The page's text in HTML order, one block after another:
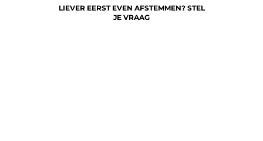
LIEVER EERST EVEN AFSTEMMEN? STEL
JE VRAAG